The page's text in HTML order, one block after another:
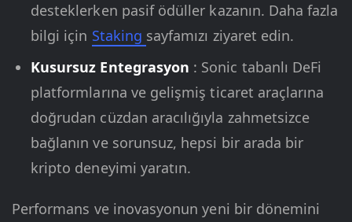
desteklerken pasif ödüller kazanın. Daha fazla
bilgi için Staking sayfamızı ziyaret edin.
Kusursuz Entegrasyon : Sonic tabanlı DeFi
platformlarına ve gelişmiş ticaret araçlarına
doğrudan cüzdan aracılığıyla zahmetsizce
bağlanın ve sorunsuz, hepsi bir arada bir
kripto deneyimi yaratın.
Performans ve inovasyonun yeni bir dönemini